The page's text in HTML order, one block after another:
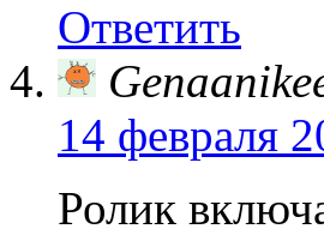
Ответить
14 февраля
Ролик